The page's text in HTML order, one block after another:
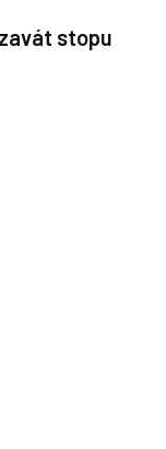
stopu